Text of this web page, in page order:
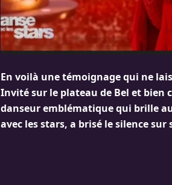
En voilà une témoignage qui ne
Invité sur le plateau de Bel et bien
danseur emblématique qui brille
avec les stars, a brisé le silence sur